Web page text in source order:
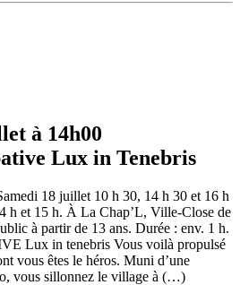
à 14h00
Lux in Tenebris
18 juillet 10 h 30, 14 h 30 et 16 h
h et 15 h. À La Chap’L, Ville-Close de
à partir de 13 ans. Durée : env. 1 h.
Lux in tenebris Vous voilà propulsé
vous êtes le héros. Muni d’une
vous sillonnez le village à (…)